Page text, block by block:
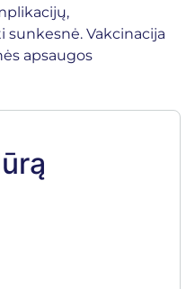
Vakcinacija
apsaugos